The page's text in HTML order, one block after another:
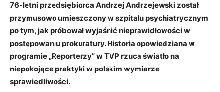
76-letni przedsiębiorca Andrzej Andrzejewski został
przymusowo umieszczony w szpitalu psychiatrycznym
po tym, jak próbował wyjaśnić nieprawidłowości w
postępowaniu prokuratury. Historia opowiedziana w
programie „Reporterzy” w TVP rzuca światło na
niepokojące praktyki w polskim wymiarze
sprawiedliwości.